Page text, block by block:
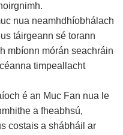
nua neamhdhíobhálach
táirgeann sé torann
mbíonn mórán seachráin
timpeallacht
é an Muc Fan nua le
a fheabhsú,
costais a shábháil ar